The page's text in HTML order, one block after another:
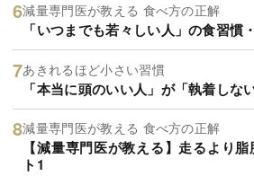
減量専門医が教える 食べ方の正解
「いつまでも若々しい人」の食習慣
あきれるほど小さい習慣
「本当に頭のいい人」が「執着しな
減量専門医が教える 食べ方の正解
【減量専門医が教える】走るより
ト1